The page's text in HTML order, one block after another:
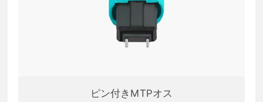
ピン付きMTPオス